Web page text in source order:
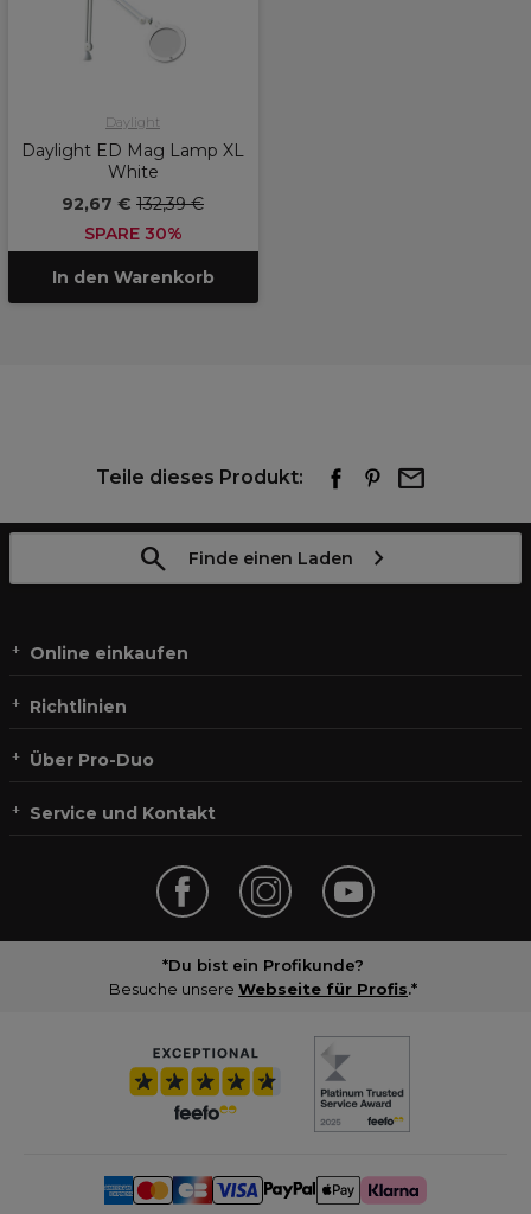
Daylight
Daylight ED Mag Lamp XL
White
92,67 € 132,39 €
SPARE 30%
In den Warenkorb
Teile dieses Produkt:
Finde einen Laden
Online einkaufen
Richtlinien
Über Pro-Duo
Service und Kontakt
*Du bist ein Profikunde?
Besuche unsere Webseite für Profis.*